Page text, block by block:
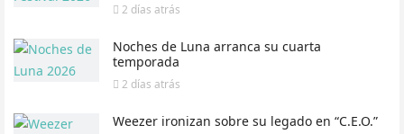
2 días atrás
Noches de Luna arranca su cuarta
temporada
2 días atrás
Weezer ironizan sobre su legado en “C.E.O.”